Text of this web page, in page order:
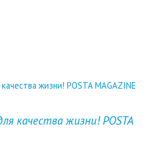
качества жизни! POSTA